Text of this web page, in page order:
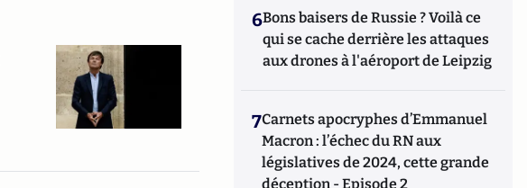
6Bons baisers de Russie ? Voilà ce
qui se cache derrière les attaques
aux drones à l'aéroport de Leipzig
7Carnets apocryphes d’Emmanuel
Macron : l’échec du RN aux
législatives de 2024, cette grande
déception - Episode 2